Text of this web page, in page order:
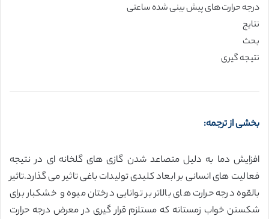
درجه حرارت های پیش بینی شده ساعتی
نتایج
بحث
نتیجه گیری
بخشی از ترجمه:
افزایش دما به دلیل متصاعد شدن گازی های گلخانه ای در نتیجه
فعالیت های انسانی بر ابعاد کلیدی تولیدات باغی تاثیر می گذارد.تاثیر
بالقوه درجه حرارت های بالاتر بر توانایی درختان میوه و خشکبار برای
شکستن خواب زمستانه که مستلزم قرار گیری در معرض درجه حرارت